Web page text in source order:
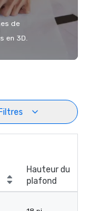
de
en 3D.
Filtres
Hauteur du
plafond